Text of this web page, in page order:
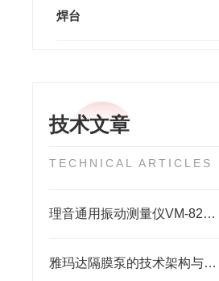
焊台
技术文章
TECHNICAL ARTICLES
理音通用振动测量仪VM-82A的功能特性与设备维护应用
雅玛达隔膜泵的技术架构与工业流体输送应用领域